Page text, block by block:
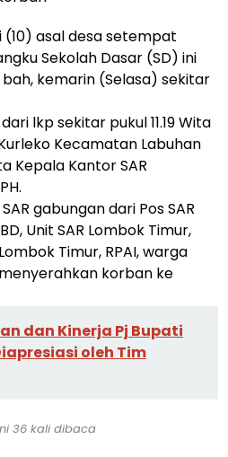
(10) asal desa setempat
Sekolah Dasar (SD) ini
kemarin (Selasa) sekitar
lkp sekitar pukul 11.19 Wita
Kecamatan Labuhan
Kepala Kantor SAR
gabungan dari Pos SAR
Unit SAR Lombok Timur,
Timur, RPAI, warga
korban ke
dan Kinerja Pj Bupati
oleh Tim
36 kali dibaca